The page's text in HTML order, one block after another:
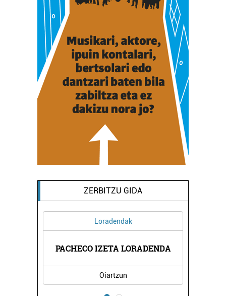
ZERBITZU GIDA
Loradendak
PACHECO IZETA LORADENDA
Oiartzun